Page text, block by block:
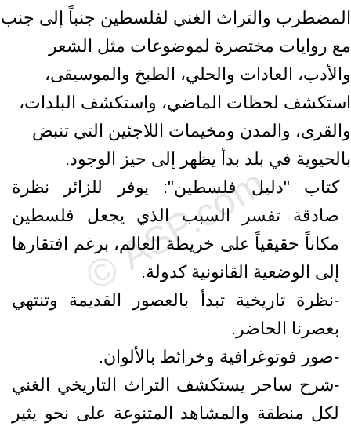
المضطرب والتراث الغني لفلسطين جنباً إلى جنب
مع روايات مختصرة لموضوعات مثل الشعر
والأدب، العادات والحلي، الطبخ والموسيقى،
استكشف لحظات الماضي، واستكشف البلدات،
والقرى، والمدن ومخيمات اللاجئين التي تنبض
بالحيوية في بلد بدأ يظهر إلى حيز الوجود.
كتاب "دليل فلسطين": يوفر للزائر نظرة
صادقة تفسر السبب الذي يجعل فلسطين
مكاناً حقيقياً على خريطة العالم، برغم افتقارها
إلى الوضعية القانونية كدولة.
-نظرة تاريخية تبدأ بالعصور القديمة وتنتهي
بعصرنا الحاضر.
-صور فوتوغرافية وخرائط بالألوان.
-شرح ساحر يستكشف التراث التاريخي الغني
لكل منطقة والمشاهد المتنوعة على نحو يثير